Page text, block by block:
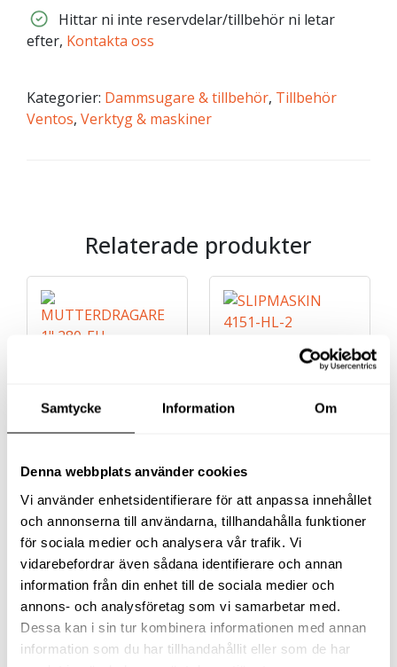
Samtycke Information Om
Denna webbplats använder cookies
Vi använder enhetsidentifierare för att anpassa innehållet
och annonserna till användarna, tillhandahålla funktioner
för sociala medier och analysera vår trafik. Vi
vidarebefordrar även sådana identifierare och annan
information från din enhet till de sociala medier och
annons- och analysföretag som vi samarbetar med.
Dessa kan i sin tur kombinera informationen med annan
information som du har tillhandahållit eller som de har
Hittar ni inte reservdelar/tillbehör ni letar
efter, Kontakta oss
Kategorier: Dammsugare & tillbehör, Tillbehör
Ventos, Verktyg & maskiner
Relaterade produkter
MUTTERDRAGARE 1″
( 47 913.75kr inkl moms)
Köp
( 5 163.75kr inkl moms)
Köp